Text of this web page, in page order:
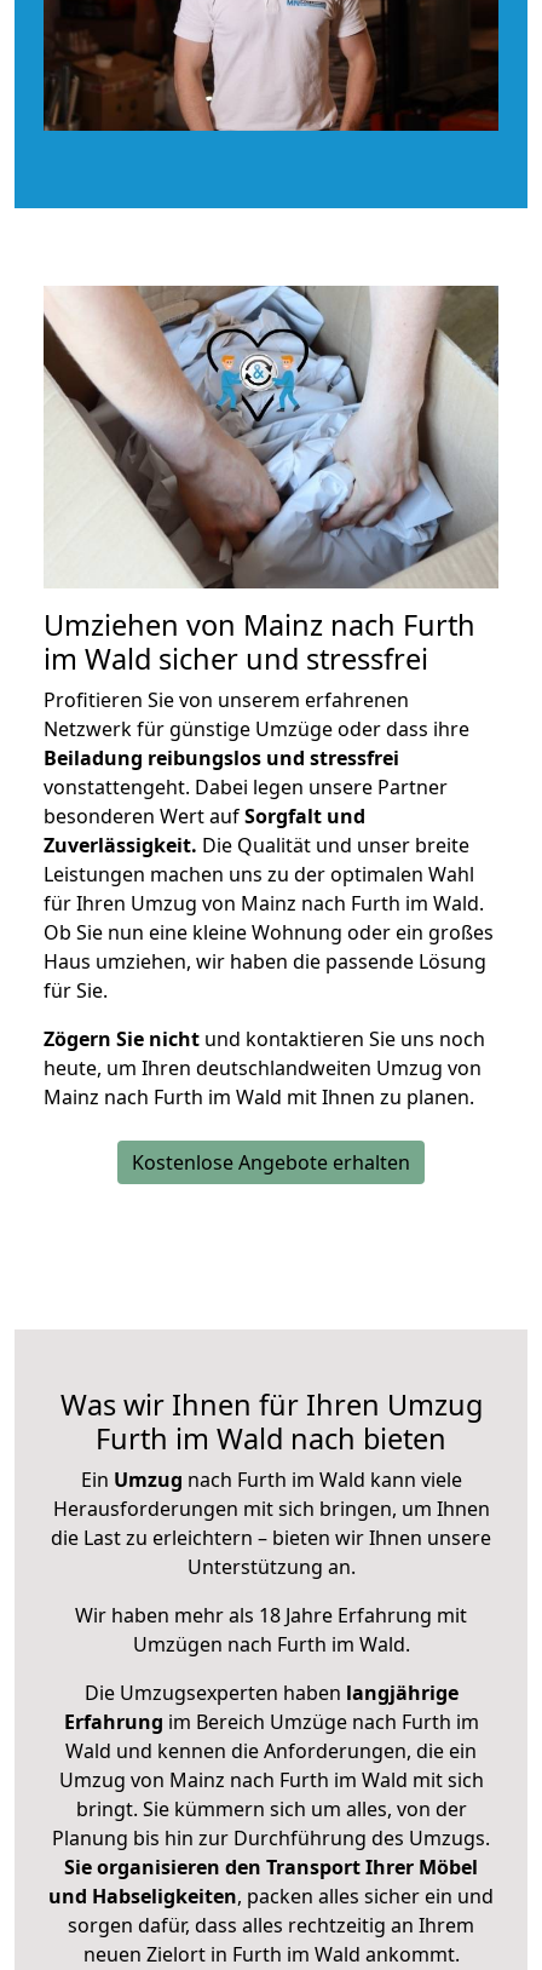
Umziehen von Mainz nach Furth
im Wald sicher und stressfrei
Profitieren Sie von unserem erfahrenen
Netzwerk für günstige Umzüge oder dass ihre
Beiladung reibungslos und stressfrei
vonstattengeht. Dabei legen unsere Partner
besonderen Wert aufSorgfalt und
Zuverlässigkeit. Die Qualität und unser breite
Leistungen machen uns zu der optimalen Wahl
für Ihren Umzug von Mainz nach Furth im Wald.
Ob Sie nun eine kleine Wohnung oder ein großes
Haus umziehen, wir haben die passende Lösung
für Sie.
Zögern Sie nicht und kontaktieren Sie uns noch
heute, um Ihren deutschlandweiten Umzug von
Mainz nach Furth im Wald mit Ihnen zu planen.
Kostenlose Angebote erhalten
Was wir Ihnen für Ihren Umzug
Furth im Wald nach bieten
Ein Umzug nach Furth im Wald kann viele
Herausforderungen mit sich bringen, um Ihnen
die Last zu erleichtern – bieten wir Ihnen unsere
Unterstützung an.
Wir haben mehr als 18 Jahre Erfahrung mit
Umzügen nach Furth im Wald.
Die Umzugsexperten haben langjährige
Erfahrung im Bereich Umzüge nach Furth im
Wald und kennen die Anforderungen, die ein
Umzug von Mainz nach Furth im Wald mit sich
bringt. Sie kümmern sich um alles, von der
Planung bis hin zur Durchführung des Umzugs.
Sie organisieren den Transport Ihrer Möbel
und Habseligkeiten, packen alles sicher ein und
sorgen dafür, dass alles rechtzeitig an Ihrem
neuen Zielort in Furth im Wald ankommt.